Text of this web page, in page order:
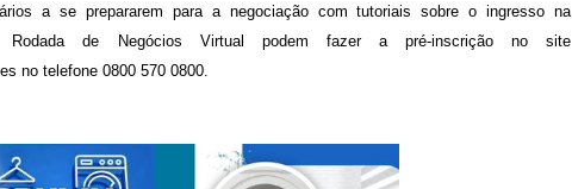
a se prepararem para a negociação com tutoriais sobre o ingresso na
Rodada de Negócios Virtual podem fazer a pré-inscrição no site
no telefone 0800 570 0800.